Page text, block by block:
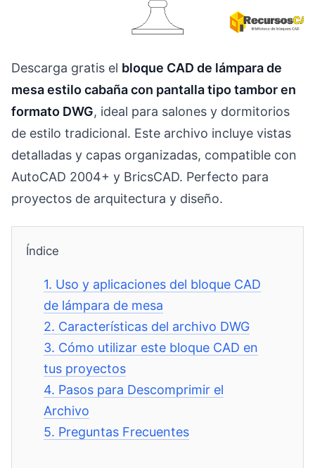
Descarga gratis el bloque CAD de lámpara de
mesa estilo cabaña con pantalla tipo tambor en
formato DWG, ideal para salones y dormitorios
de estilo tradicional. Este archivo incluye vistas
detalladas y capas organizadas, compatible con
AutoCAD 2004+ y BricsCAD. Perfecto para
proyectos de arquitectura y diseño.
Índice
1. Uso y aplicaciones del bloque CAD
de lámpara de mesa
2. Características del archivo DWG
3. Cómo utilizar este bloque CAD en
tus proyectos
4. Pasos para Descomprimir el
Archivo
5. Preguntas Frecuentes